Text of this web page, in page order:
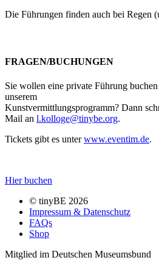
Die Führungen finden auch bei Regen
FRAGEN/BUCHUNGEN
Sie wollen eine private Führung
unserem
Kunstvermittlungsprogramm? Dann
Mail an l.kolloge@tinybe.org.
Tickets gibt es unterwww.eventim.de.
Hier buchen
© tinyBE 2026
Impressum & Datenschutz
FAQs
Shop
Mitglied im Deutschen Museumsbund